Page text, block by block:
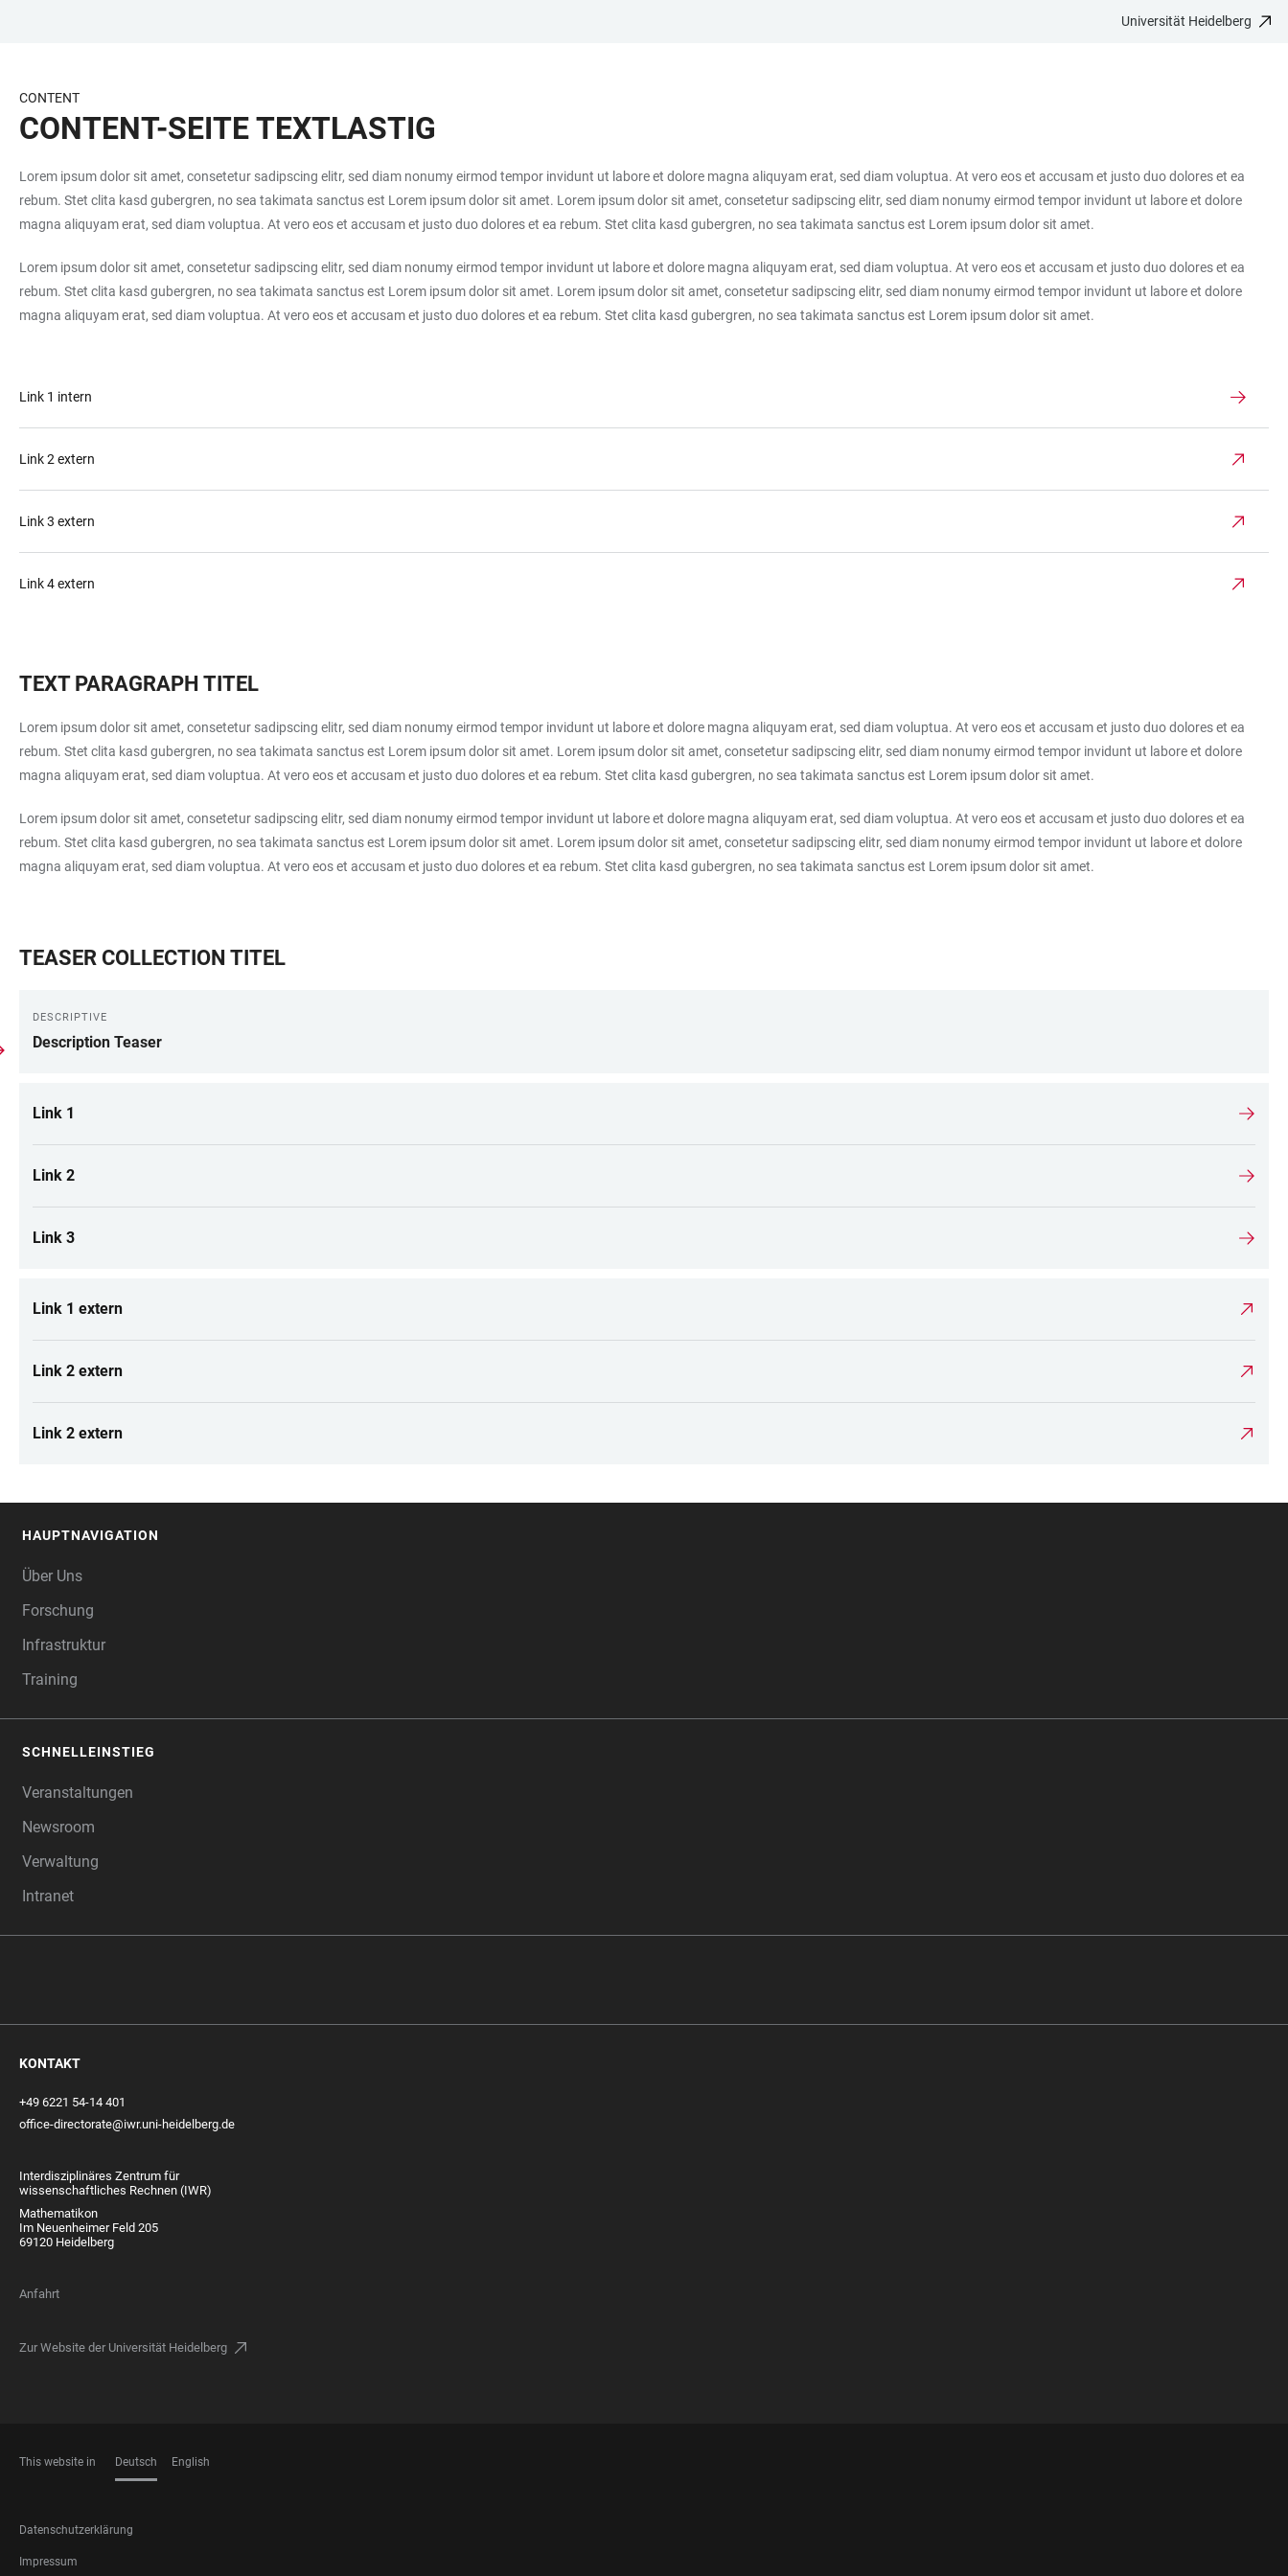
BARRIEREFREIHEIT
Universität Heidelberg
CONTENT
CONTENT-SEITE TEXTLASTIG
Lorem ipsum dolor sit amet, consetetur sadipscing elitr, sed diam nonumy eirmod tempor invidunt ut labore et dolore magna aliquyam erat, sed diam voluptua. At vero eos et accusam et justo duo dolores et ea
rebum. Stet clita kasd gubergren, no sea takimata sanctus est Lorem ipsum dolor sit amet. Lorem ipsum dolor sit amet, consetetur sadipscing elitr, sed diam nonumy eirmod tempor invidunt ut labore et dolore
magna aliquyam erat, sed diam voluptua. At vero eos et accusam et justo duo dolores et ea rebum. Stet clita kasd gubergren, no sea takimata sanctus est Lorem ipsum dolor sit amet.
Lorem ipsum dolor sit amet, consetetur sadipscing elitr, sed diam nonumy eirmod tempor invidunt ut labore et dolore magna aliquyam erat, sed diam voluptua. At vero eos et accusam et justo duo dolores et ea
rebum. Stet clita kasd gubergren, no sea takimata sanctus est Lorem ipsum dolor sit amet. Lorem ipsum dolor sit amet, consetetur sadipscing elitr, sed diam nonumy eirmod tempor invidunt ut labore et dolore
magna aliquyam erat, sed diam voluptua. At vero eos et accusam et justo duo dolores et ea rebum. Stet clita kasd gubergren, no sea takimata sanctus est Lorem ipsum dolor sit amet.
Link 1 intern
Link 2 extern
Link 3 extern
Link 4 extern
TEXT PARAGRAPH TITEL
Lorem ipsum dolor sit amet, consetetur sadipscing elitr, sed diam nonumy eirmod tempor invidunt ut labore et dolore magna aliquyam erat, sed diam voluptua. At vero eos et accusam et justo duo dolores et ea
rebum. Stet clita kasd gubergren, no sea takimata sanctus est Lorem ipsum dolor sit amet. Lorem ipsum dolor sit amet, consetetur sadipscing elitr, sed diam nonumy eirmod tempor invidunt ut labore et dolore
magna aliquyam erat, sed diam voluptua. At vero eos et accusam et justo duo dolores et ea rebum. Stet clita kasd gubergren, no sea takimata sanctus est Lorem ipsum dolor sit amet.
Lorem ipsum dolor sit amet, consetetur sadipscing elitr, sed diam nonumy eirmod tempor invidunt ut labore et dolore magna aliquyam erat, sed diam voluptua. At vero eos et accusam et justo duo dolores et ea
rebum. Stet clita kasd gubergren, no sea takimata sanctus est Lorem ipsum dolor sit amet. Lorem ipsum dolor sit amet, consetetur sadipscing elitr, sed diam nonumy eirmod tempor invidunt ut labore et dolore
magna aliquyam erat, sed diam voluptua. At vero eos et accusam et justo duo dolores et ea rebum. Stet clita kasd gubergren, no sea takimata sanctus est Lorem ipsum dolor sit amet.
TEASER COLLECTION TITEL
DESCRIPTIVE
Description Teaser
Link 1
Link 2
Link 3
Link 1 extern
Link 2 extern
Link 2 extern
HAUPTNAVIGATION
Über Uns
Forschung
Infrastruktur
Training
SCHNELLEINSTIEG
Veranstaltungen
Newsroom
Verwaltung
Intranet
KONTAKT
+49 6221 54-14 401
office-directorate@iwr.uni-heidelberg.de
Interdisziplinäres Zentrum für
wissenschaftliches Rechnen (IWR)
Mathematikon
Im Neuenheimer Feld 205
69120 Heidelberg
Anfahrt
Zur Website der Universität Heidelberg
This website in Deutsch English
FOOTER
LEGAL
Datenschutzerklärung
Impressum